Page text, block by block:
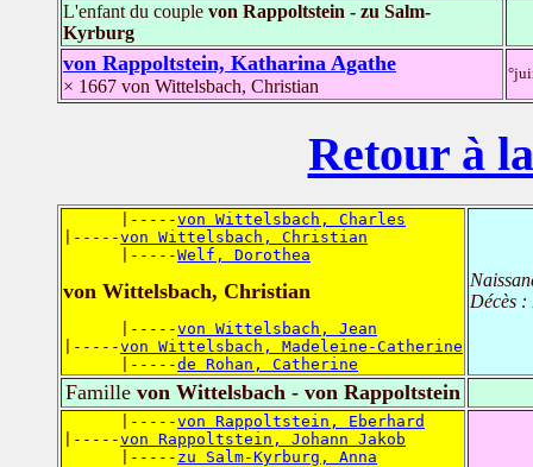
L'enfant du couple von Rappoltstein - zu Salm-
Kyrburg
von Rappoltstein, Katharina Agathe
× 1667 von Wittelsbach, Christian
Retour à
      |-----
von Wittelsbach, Charles
|-----von Wittelsbach, Christian
      |-----
Welf, Dorothea
von Wittelsbach, Christian
      |-----
von Wittelsbach, Jean
|-----von Wittelsbach, Madeleine-Catherine
      |-----
de Rohan, Catherine
Décès :
Famille von Wittelsbach - von Rappoltstein
      |-----
von Rappoltstein, Eberhard
|-----von Rappoltstein, Johann Jakob
      |-----
zu Salm-Kyrburg, Anna